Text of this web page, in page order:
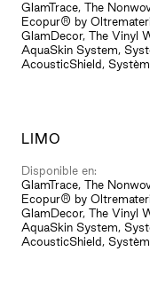
GlamTrace, The
Ecopur® by
GlamDecor, The Vinyl
AquaSkin System,
AcousticShield,
LIMO
Disponible en:
GlamTrace, The
Ecopur® by
GlamDecor, The Vinyl
AquaSkin System,
AcousticShield,